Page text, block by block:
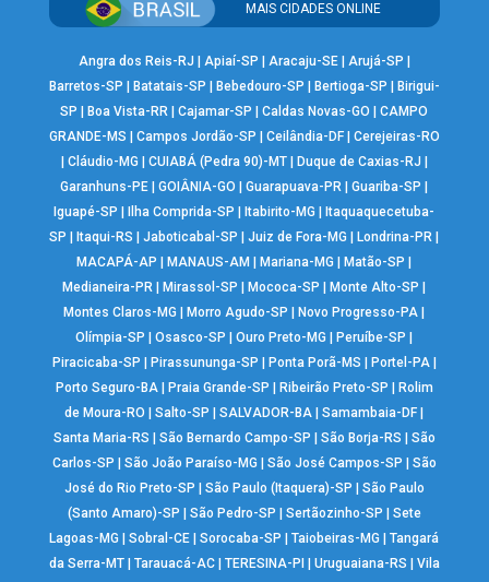
MAIS CIDADES ONLINE
Angra dos Reis-RJ Apiaí-SP Aracaju-SE| Arujá-SP
Barretos-SP
Batatais-SP Bebedouro-SP Bertioga-SP
Birigui-
SP
Boa Vista-RR |Cajamar-SP |Caldas Novas-GO |CAMPO
GRANDE-MS
Campos Jordão-SP Ceilândia-DF| Cerejeiras-RO
Cláudio-MG CUIABÁ (Pedra 90)-MT| Duque de Caxias-RJ
Garanhuns-PE |GOIÂNIA-GO |Guarapuava-PR |Guariba-SP
Iguapé-SP
Ilha Comprida-SP Itabirito-MG
Itaquaquecetuba-
SP
Itaqui-RS |Jaboticabal-SP |Juiz de Fora-MG Londrina-PR
MACAPÁ-AP
MANAUS-AM Mariana-MG Matão-SP
Medianeira-PR
Mirassol-SP Mococa-SP Monte Alto-SP
Montes Claros-MG
Morro Agudo-SP Novo Progresso-PA
Olímpia-SP
|Osasco-SP |Ouro Preto-MG Peruíbe-SP
Piracicaba-SP
Pirassununga-SP Ponta Porã-MS Portel-PA|
Porto Seguro-BA| Praia Grande-SP Ribeirão Preto-SP
Rolim
de Moura-RO
|Salto-SP |SALVADOR-BA |Samambaia-DF
Santa Maria-RS
São Bernardo Campo-SP São Borja-RS
São
Carlos-SP
São João Paraíso-MG São José Campos-SP
São
José do Rio Preto-SP
São Paulo (Itaquera)-SP
São Paulo
(Santo Amaro)-SP
São Pedro-SP Sertãozinho-SP
Sete
Lagoas-MG
|Sobral-CE |Sorocaba-SP |Taiobeiras-MG |Tangará
da Serra-MT| Tarauacá-AC| TERESINA-PI Uruguaiana-RS
Vila